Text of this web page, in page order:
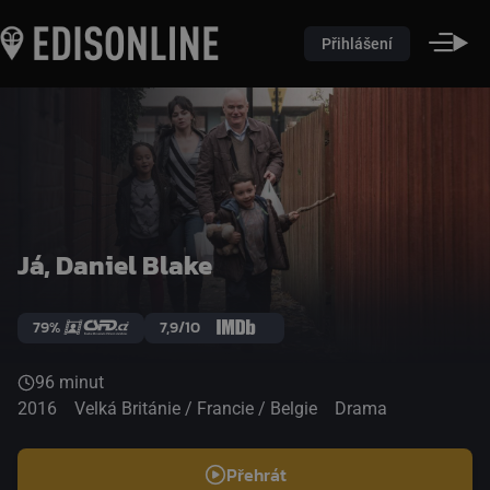
Přihlášení
Já, Daniel Blake
79% 7,9/10
96 minut
2016
Velká Británie / Francie / Belgie Drama
Přehrát